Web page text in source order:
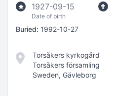
1927-09-15
Date of birth
Buried: 1992-10-27
Torsåkers kyrkogård
Torsåkers församling
Sweden, Gävleborg